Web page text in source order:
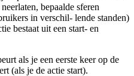
bepaalde sferen
in verschil- lende standen)
bestaat uit een start- en
als je een eerste keer op de
(als je de actie start).